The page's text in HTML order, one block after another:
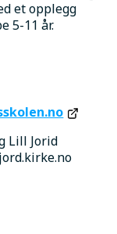
et opplegg
5-11 år.
Lill Jorid